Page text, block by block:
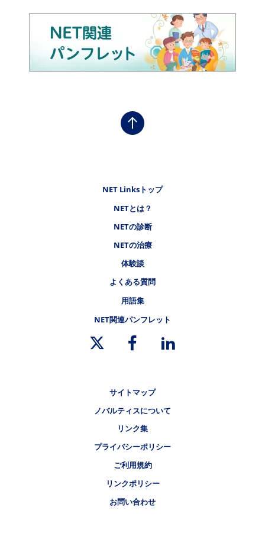
NET Linksトップ
NETとは？
NETの診断
NETの治療
体験談
よくある質問
用語集
NET関連パンフレット
サイトマップ
ノバルティスについて
リンク集
プライバシーポリシー
ご利用規約
リンクポリシー
お問い合わせ